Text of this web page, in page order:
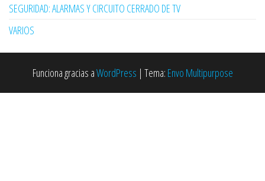
SEGURIDAD: ALARMAS Y CIRCUITO CERRADO DE TV
VARIOS
Funciona gracias aWordPress | Tema: Envo Multipurpose